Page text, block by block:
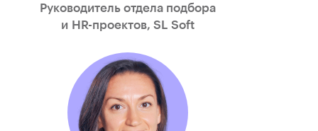
Руководитель отдела подбора
и HR-проектов, SL Soft